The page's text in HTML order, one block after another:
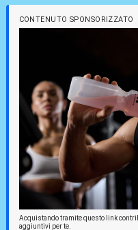
CONTENUTO SPONSORIZZATO
Acquistando tramite questo link
aggiuntivi per te.